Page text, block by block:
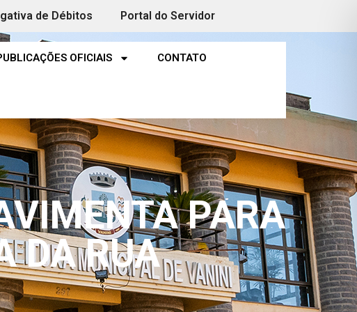
de Débitos Portal do Servidor
OFICIAIS CONTATO
PARA
DA RUA